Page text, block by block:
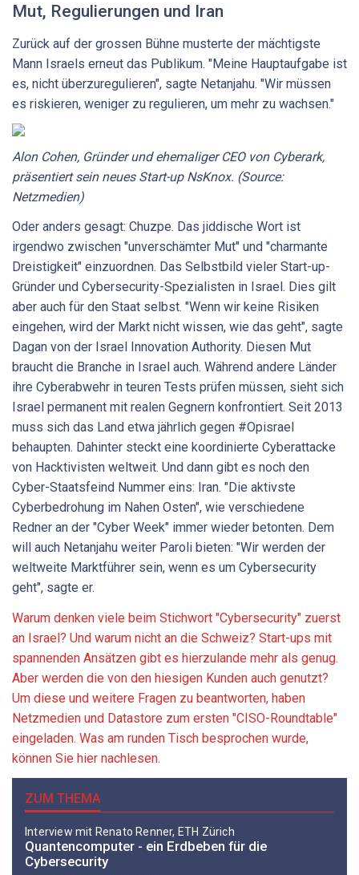
Mut, Regulierungen und Iran
Zurück auf der grossen Bühne musterte der mächtigste
Mann Israels erneut das Publikum. "Meine Hauptaufgabe ist
es, nicht überzuregulieren", sagte Netanjahu. "Wir müssen
es riskieren, weniger zu regulieren, um mehr zu wachsen."
Alon Cohen, Gründer und ehemaliger CEO von Cyberark,
präsentiert sein neues Start-up NsKnox. (Source:
Netzmedien)
Oder anders gesagt: Chuzpe. Das jiddische Wort ist
irgendwo zwischen "unverschämter Mut" und "charmante
Dreistigkeit" einzuordnen. Das Selbstbild vieler Start-up-
Gründer und Cybersecurity-Spezialisten in Israel. Dies gilt
aber auch für den Staat selbst. "Wenn wir keine Risiken
eingehen, wird der Markt nicht wissen, wie das geht", sagte
Dagan von der Israel Innovation Authority. Diesen Mut
braucht die Branche in Israel auch. Während andere Länder
ihre Cyberabwehr in teuren Tests prüfen müssen, sieht sich
Israel permanent mit realen Gegnern konfrontiert. Seit 2013
muss sich das Land etwa jährlich gegen #Opisrael
behaupten. Dahinter steckt eine koordinierte Cyberattacke
von Hacktivisten weltweit. Und dann gibt es noch den
Cyber-Staatsfeind Nummer eins: Iran. "Die aktivste
Cyberbedrohung im Nahen Osten", wie verschiedene
Redner an der "Cyber Week" immer wieder betonten. Dem
will auch Netanjahu weiter Paroli bieten: "Wir werden der
weltweite Marktführer sein, wenn es um Cybersecurity
geht", sagte er.
Warum denken viele beim Stichwort "Cybersecurity" zuerst
an Israel? Und warum nicht an die Schweiz? Start-ups mit
spannenden Ansätzen gibt es hierzulande mehr als genug.
Aber werden die von den hiesigen Kunden auch genutzt?
Um diese und weitere Fragen zu beantworten, haben
Netzmedien und Datastore zum ersten "CISO-Roundtable"
eingeladen. Was am runden Tisch besprochen wurde,
können Sie hier nachlesen.
ZUM THEMA
Interview mit Renato Renner, ETH Zürich
Quantencomputer - ein Erdbeben für die
Cybersecurity